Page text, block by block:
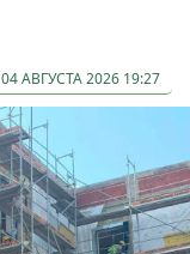
04 АВГУСТА 2026 19:27